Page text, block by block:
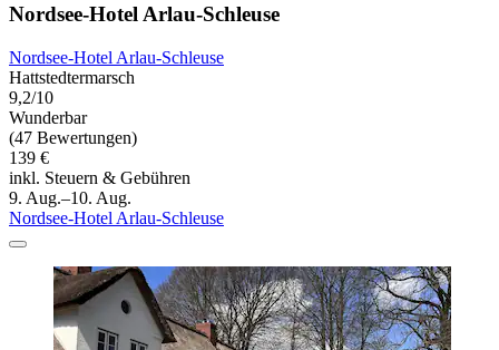
Nordsee-Hotel Arlau-Schleuse
Nordsee-Hotel Arlau-Schleuse
Hattstedtermarsch
9,2/10
Wunderbar
(47 Bewertungen)
139 €
inkl. Steuern & Gebühren
9. Aug.–10. Aug.
Nordsee-Hotel Arlau-Schleuse